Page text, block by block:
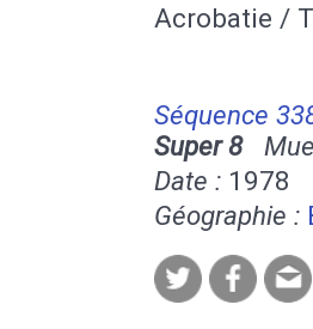
Acrobatie /
Séquence
Super 8
Date : 1978
Géographie :